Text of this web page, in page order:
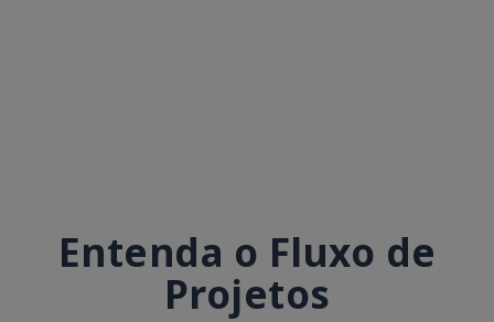
Entenda o Fluxo de
Projetos